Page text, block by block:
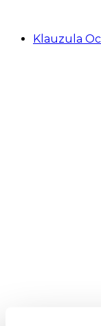
Klauzula